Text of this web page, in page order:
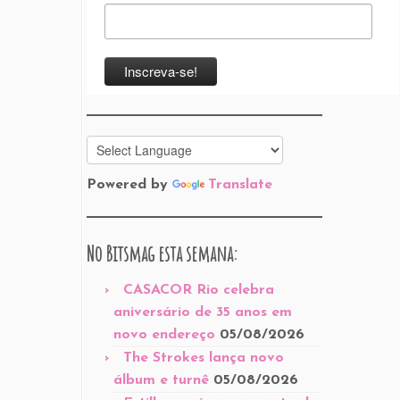
Powered by Translate
No Bitsmag esta semana:
CASACOR Rio celebra
aniversário de 35 anos em
novo endereço 05/08/2026
The Strokes lança novo
álbum e turnê 05/08/2026